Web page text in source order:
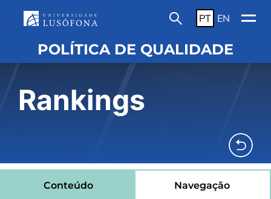
PT EN
POLÍTICA DE QUALIDADE
Rankings
Conteúdo Navegação